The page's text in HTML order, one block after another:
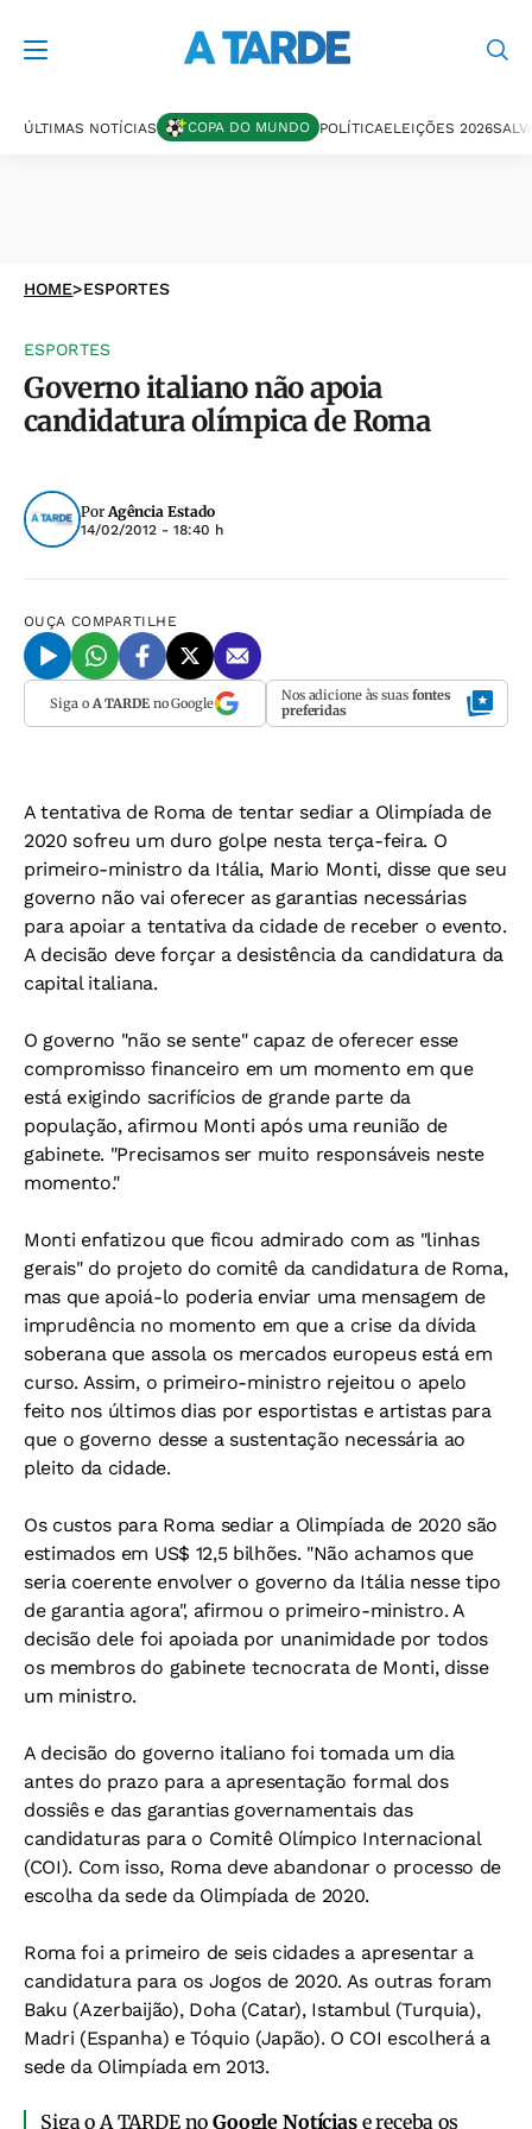
ÚLTIMAS NOTÍCIAS COPA DO MUNDO POLÍTICAELEIÇÕES 2026
HOME>ESPORTES
ESPORTES
Governo italiano não apoia
candidatura olímpica de Roma
PorAgência Estado
14/02/2012 - 18:40 h
OUÇA COMPARTILHE
Siga o A TARDEno Google Nos adicione às suas fontes
preferidas
A tentativa de Roma de tentar sediar a Olimpíada de
2020 sofreu um duro golpe nesta terça-feira. O
primeiro-ministro da Itália, Mario Monti, disse que seu
governo não vai oferecer as garantias necessárias
para apoiar a tentativa da cidade de receber o evento.
A decisão deve forçar a desistência da candidatura da
capital italiana.
O governo "não se sente" capaz de oferecer esse
compromisso financeiro em um momento em que
está exigindo sacrifícios de grande parte da
população, afirmou Monti após uma reunião de
gabinete. "Precisamos ser muito responsáveis neste
momento."
Monti enfatizou que ficou admirado com as "linhas
gerais" do projeto do comitê da candidatura de Roma,
mas que apoiá-lo poderia enviar uma mensagem de
imprudência no momento em que a crise da dívida
soberana que assola os mercados europeus está em
curso. Assim, o primeiro-ministro rejeitou o apelo
feito nos últimos dias por esportistas e artistas para
que o governo desse a sustentação necessária ao
pleito da cidade.
Os custos para Roma sediar a Olimpíada de 2020 são
estimados em US$ 12,5 bilhões. "Não achamos que
seria coerente envolver o governo da Itália nesse tipo
de garantia agora", afirmou o primeiro-ministro. A
decisão dele foi apoiada por unanimidade por todos
os membros do gabinete tecnocrata de Monti, disse
um ministro.
A decisão do governo italiano foi tomada um dia
antes do prazo para a apresentação formal dos
dossiês e das garantias governamentais das
candidaturas para o Comitê Olímpico Internacional
(COI). Com isso, Roma deve abandonar o processo de
escolha da sede da Olimpíada de 2020.
Roma foi a primeiro de seis cidades a apresentar a
candidatura para os Jogos de 2020. As outras foram
Baku (Azerbaijão), Doha (Catar), Istambul (Turquia),
Madri (Espanha) e Tóquio (Japão). O COI escolherá a
sede da Olimpíada em 2013.
Siga o A TARDE noGoogle Notíciase receba os